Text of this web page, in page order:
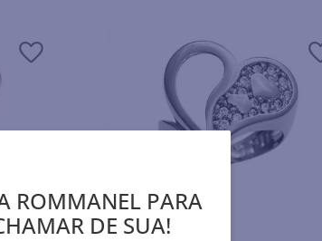
Anéis RHODIUM
ROMMANEL PARA
DE SUA!